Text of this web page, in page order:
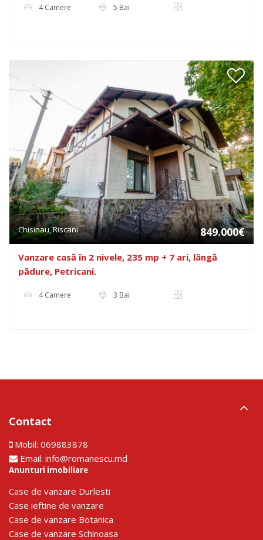
4 Camere 5 Bai
Chisinau, Riscani 849.000€
Vanzare casă în 2 nivele, 235 mp + 7 ari, lângă
pădure, Petricani.
4 Camere 3 Bai
Contact
Mobil: 069883878
Email: info@romanescu.md
Anunturi imobiliare
Сase de vanzare Durlesti
Сase ieftine de vanzare
Сase de vanzare Botanica
Сase de vanzare Schinoasa